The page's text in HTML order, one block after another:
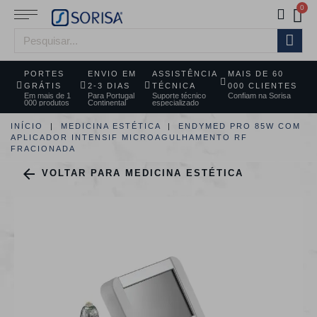
PORTES
GRÁTIS
Em mais de 1
000 produtos
ENVIO EM
2-3 DIAS
Para Portugal
Continental
ASSISTÊNCIA
TÉCNICA
Suporte técnico
especializado
MAIS DE 60
000 CLIENTES
Confiam na Sorisa
INÍCIO MEDICINA ESTÉTICA
ENDYMED PRO 85W COM
APLICADOR INTENSIF MICROAGULHAMENTO RF
FRACIONADA
 VOLTAR PARA MEDICINA ESTÉTICA